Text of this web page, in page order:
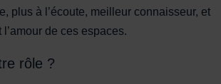
plus à l’écoute, meilleur connaisseur, et
de ces espaces.
rôle ?